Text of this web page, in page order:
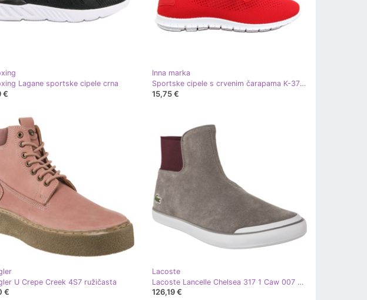
Lagane sportske cipele crna
€
Inna marka
Sportske cipele s crvenim čarapama K-379 Red crvena
15,75 €
U Crepe Creek 4S7 ružičasta
€
Lacoste
Lacoste Lancelle Chelsea 317 1 Caw 007 siva
126,19 €